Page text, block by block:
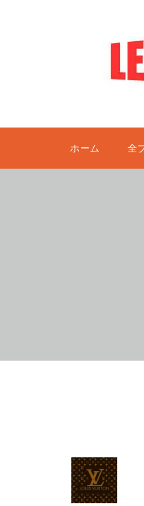
ホーム 全